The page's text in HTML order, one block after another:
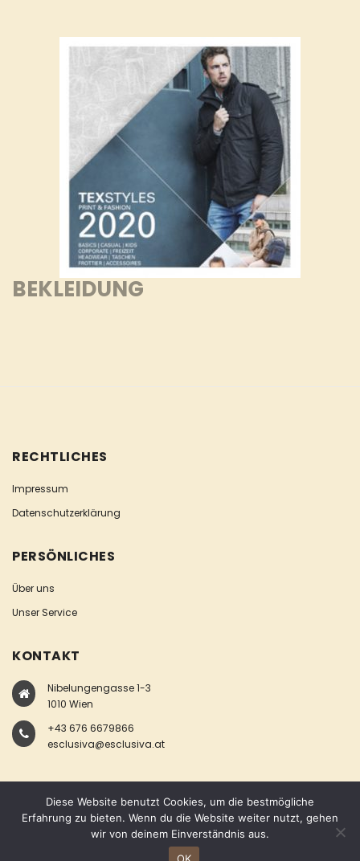
BEKLEIDUNG
RECHTLICHES
Impressum
Datenschutzerklärung
PERSÖNLICHES
Über uns
Unser Service
KONTAKT
Nibelungengasse 1-3
1010 Wien
+43 676 6679866
esclusiva@esclusiva.at
COPYRIGHT © ESCLUSIVA
Diese Website benutzt Cookies, um die bestmögliche
Erfahrung zu bieten. Wenn du die Website weiter nutzt, gehen
wir von deinem Einverständnis aus.
OK